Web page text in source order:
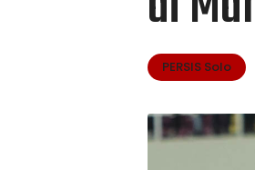
PERSIS Solo